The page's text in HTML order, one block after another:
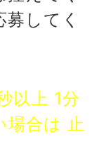
してく
以上 1分
場合は 止